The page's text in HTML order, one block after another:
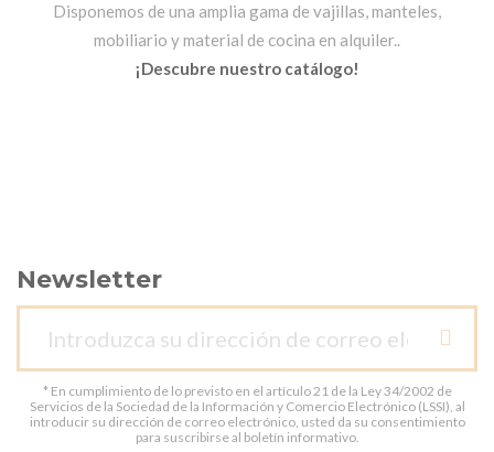
Disponemos de una amplia gama de vajillas, manteles,
mobiliario y material de cocina en alquiler..
¡Descubre nuestro catálogo!
Newsletter
* En cumplimiento de lo previsto en el artículo 21 de la Ley 34/2002 de
Servicios de la Sociedad de la Información y Comercio Electrónico (LSSI), al
introducir su dirección de correo electrónico, usted da su consentimiento
para suscribirse al boletín informativo.